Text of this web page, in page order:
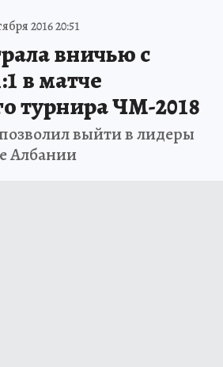
2016 20:51
вничью с
в матче
турнира ЧМ-2018
выйти в лидеры
Албании